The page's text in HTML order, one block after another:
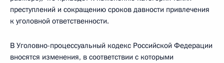
преступлений и сокращению сроков давности привлечения
к уголовной ответственности.
В Уголовно-процессуальный кодекс Российской Федерации
вносятся изменения, в соответствии с которыми